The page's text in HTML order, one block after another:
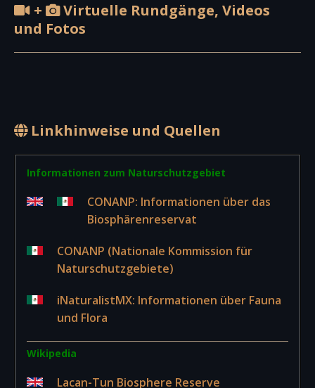
+
Virtuelle Rundgänge, Videos
und Fotos
Linkhinweise und Quellen
Informationen zum Naturschutzgebiet
CONANP: Informationen über das
Biosphärenreservat
CONANP (Nationale Kommission für
Naturschutzgebiete)
iNaturalistMX: Informationen über Fauna
und Flora
Wikipedia
Lacan-Tun Biosphere Reserve